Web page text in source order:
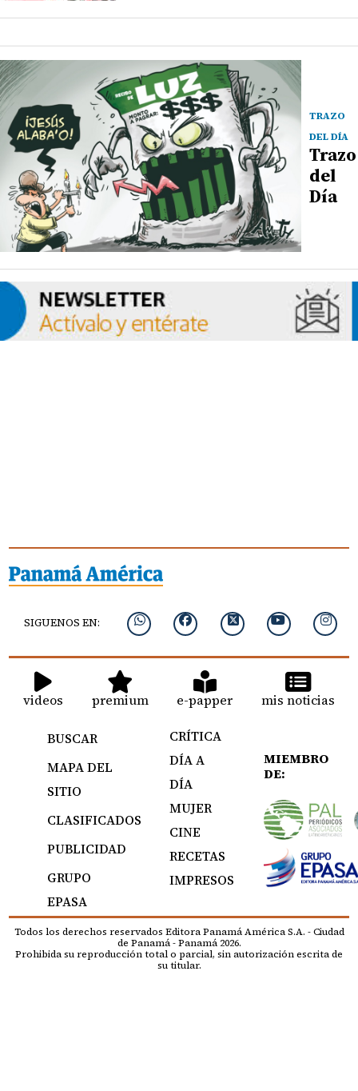
TRAZO
DEL DÍA
Trazo
del
Día
SIGUENOS EN:
videos premium e-papper mis noticias
BUSCAR
MAPA DEL
SITIO
CLASIFICADOS
PUBLICIDAD
GRUPO
EPASA
CRÍTICA
DÍA A
DÍA
MUJER
CINE
RECETAS
IMPRESOS
MIEMBRO
DE:
Todos los derechos reservados Editora Panamá América S.A. - Ciudad
de Panamá - Panamá 2026.
Prohibida su reproducción total o parcial, sin autorización escrita de
su titular.